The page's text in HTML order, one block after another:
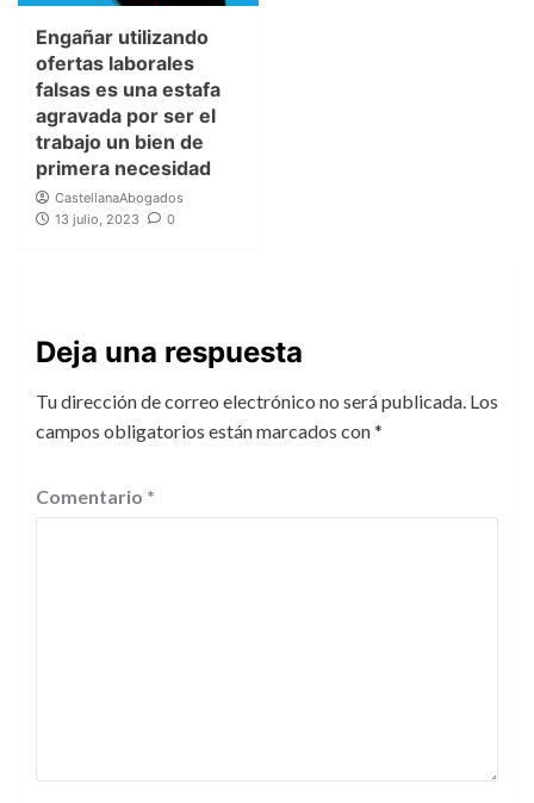
Engañar utilizando
ofertas laborales
falsas es una estafa
agravada por ser el
trabajo un bien de
primera necesidad
CastellanaAbogados
13 julio, 2023
0
Deja una respuesta
Tu dirección de correo electrónico no será publicada. Los
campos obligatorios están marcados con*
Comentario *